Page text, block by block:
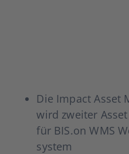
Die Impact Asset
wird zwei­ter
für BIS.on WMS
sys­tem